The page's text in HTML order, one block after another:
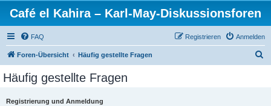
Café el Kahira – Karl-May-Diskussionsforen
FAQ Anmelden
Registrieren
Foren-Übersicht Häufig gestellte Fragen
Häufig gestellte Fragen
Registrierung und Anmeldung